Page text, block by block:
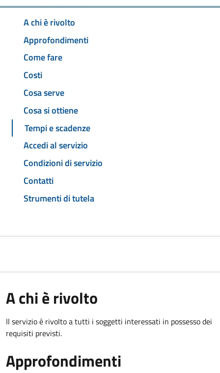
A chi è rivolto
Approfondimenti
Come fare
Costi
Cosa serve
Cosa si ottiene
Tempi e scadenze
Accedi al servizio
Condizioni di servizio
Contatti
Strumenti di tutela
A chi è rivolto
Il servizio è rivolto a tutti i soggetti interessati in possesso dei
requisiti previsti.
Approfondimenti